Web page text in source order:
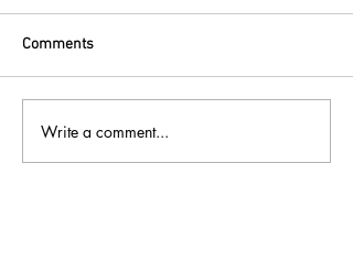
Comments
Write a comment...